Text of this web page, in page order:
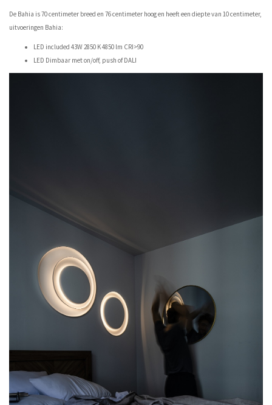
De Bahia is 70 centimeter breed en 76 centimeter hoog en heeft een diepte van 10 centimeter,
uitvoeringen Bahia:
LED included 43W 2850 K 4850 lm CRI>90
LED Dimbaar met on/off, push of DALI